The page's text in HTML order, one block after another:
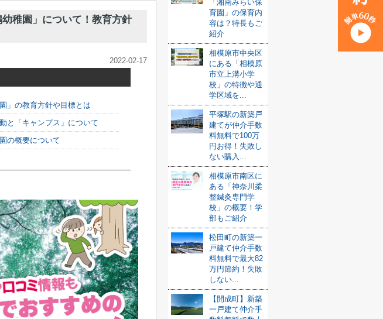
稚園」について！教育方針
2022-02-17
」の教育方針や目標とは
と「キャンプス」について
の概要について
「湘南みらい保
育園」の保育内
容は？特長もご
紹介
相模原市中央区
にある「相模原
市立上溝小学
校」の特徴や通
学区域を...
平塚駅の新築戸
建てが仲介手数
料無料で100万
円お得！失敗し
ない購入...
相模原市南区に
ある「神奈川柔
整鍼灸専門学
校」の概要！学
部もご紹介
松田町の新築一
戸建て仲介手数
料無料で最大82
万円節約！失敗
しない...
【開成町】新築
一戸建て仲介手